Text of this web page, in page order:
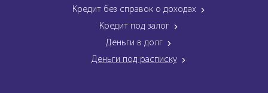
Кредит без справок о доходах
Кредит под залог
Деньги в долг
Деньги под расписку